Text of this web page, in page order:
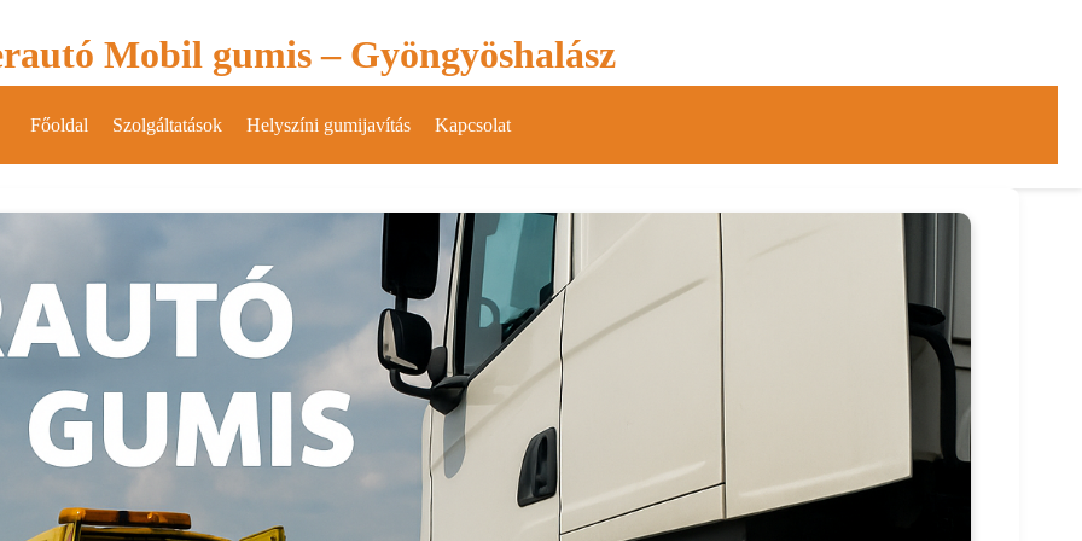
Mobil gumis – Gyöngyöshalász
Főoldal Szolgáltatások Helyszíni gumijavítás Kapcsolat